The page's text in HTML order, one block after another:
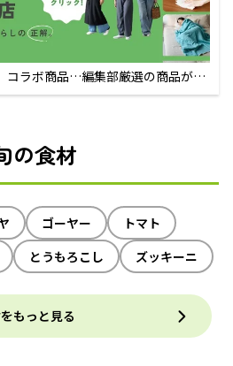
コラボ商品…編集部厳選の商品が買
の食材
ゴーヤー
トマト
とうもろこし ズッキーニ
もっと見る